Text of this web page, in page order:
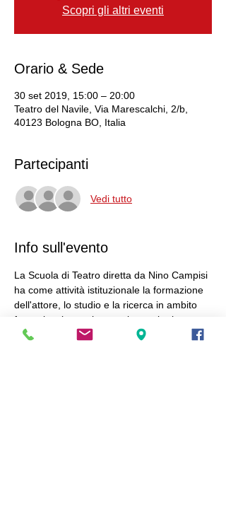
Scopri gli altri eventi
Orario & Sede
30 set 2019, 15:00 – 20:00
Teatro del Navile, Via Marescalchi, 2/b,
40123 Bologna BO, Italia
Partecipanti
Vedi tutto
Info sull'evento
La Scuola di Teatro diretta da Nino Campisi
ha come attività istituzionale la formazione
dell'attore, lo studio e la ricerca in ambito
formativo, la sperimentazione e la ricerca
teatrale, la promozione del teatro di prosa